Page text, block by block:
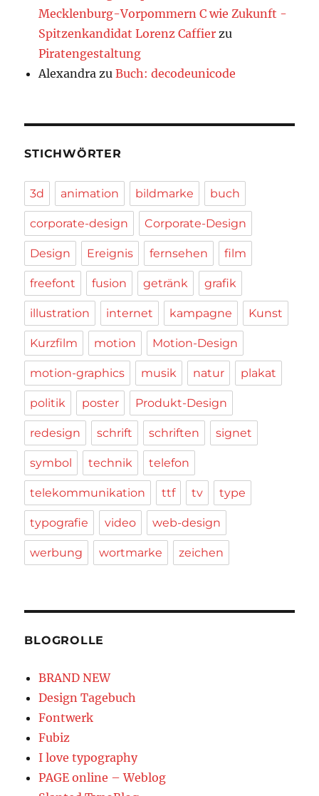
Mecklenburg-Vorpommern C wie Zukunft -
Spitzenkandidat Lorenz Caffier zu
Piratengestaltung
Alexandra zuBuch: decodeunicode
STICHWÖRTER
3d animation bildmarke buch
corporate-design Corporate-Design
Design Ereignis fernsehen film
freefont fusion getränk grafik
illustration internet kampagne Kunst
Kurzfilm motion Motion-Design
motion-graphics musik natur plakat
politik poster Produkt-Design
redesign schrift schriften signet
symbol technik telefon
telekommunikation ttf tv type
typografie video web-design
werbung wortmarke zeichen
BLOGROLLE
BRAND NEW
Design Tagebuch
Fontwerk
Fubiz
I love typography
PAGE online – Weblog